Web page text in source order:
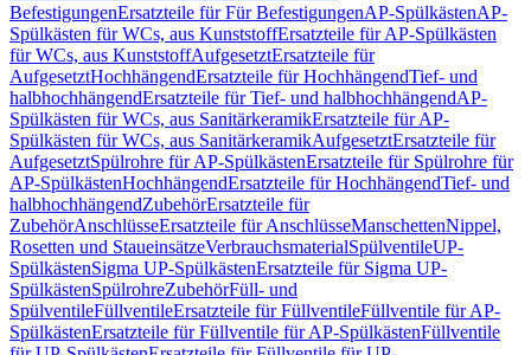
BefestigungenErsatzteile für Für BefestigungenAP-SpülkästenAP-
Spülkästen für WCs, aus KunststoffErsatzteile für AP-Spülkästen
für WCs, aus KunststoffAufgesetztErsatzteile für
AufgesetztHochhängendErsatzteile für HochhängendTief- und
halbhochhängendErsatzteile für Tief- und halbhochhängendAP-
Spülkästen für WCs, aus SanitärkeramikErsatzteile für AP-
Spülkästen für WCs, aus SanitärkeramikAufgesetztErsatzteile für
AufgesetztSpülrohre für AP-SpülkästenErsatzteile für Spülrohre für
AP-SpülkästenHochhängendErsatzteile für HochhängendTief- und
halbhochhängendZubehörErsatzteile für
ZubehörAnschlüsseErsatzteile für AnschlüsseManschettenNippel,
Rosetten und StaueinsätzeVerbrauchsmaterialSpülventileUP-
SpülkästenSigma UP-SpülkästenErsatzteile für Sigma UP-
SpülkästenSpülrohreZubehörFüll- und
SpülventileFüllventileErsatzteile für FüllventileFüllventile für AP-
SpülkästenErsatzteile für Füllventile für AP-SpülkästenFüllventile